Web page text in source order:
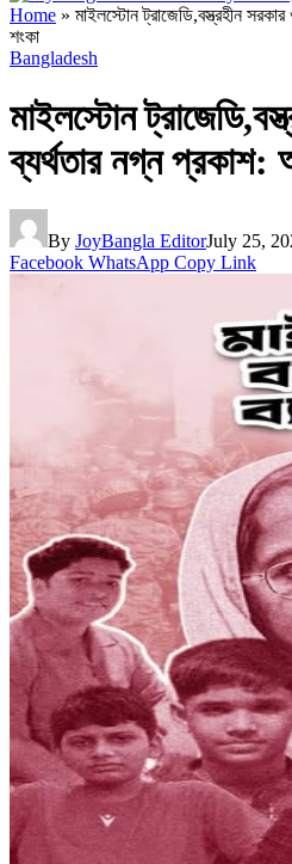
Home » মাইলস্টোন ট্রাজেডি,বস্ত্রহীন
শংকা
Bangladesh
মাইলস্টোন
ব্যর্থতার নগ্ন প্রকাশ:
By JoyBangla EditorJuly 25,
Facebook WhatsApp Copy Link